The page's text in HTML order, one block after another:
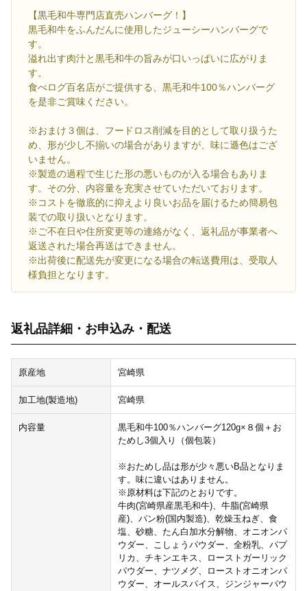
【黒毛和牛専門店直売ハンバーグ！】
黒毛和牛をふんだんに使用したジューシーハンバーグで
す。
溢れ出す肉汁と黒毛和牛の旨みが口いっぱいに広がりま
す。
食べログ百名店がご提供する、黒毛和牛100％ハンバーグ
を是非ご賞味ください。
※おまけ３個は、フードロス削減を目的として取り扱うた
め、形が少し不揃いの場合がありますが、味に遜色はござ
いません。
※製造の過程で生じた形の悪いものが入る場合もありま
す。その分、内容量を充実させていただいております。
※コストを徹底的に抑えより良いお品を届けるため簡易包
装での取り扱いとなります。
※ご不在日や住所変更等の連絡がなく、返礼品が事業者へ
返送された場合再送はできません。
※出荷後に配送先が変更になる場合の転送費用は、受取人
様負担となります。
返礼品詳細・お申込み・配送
原産地 宮崎県
加工地(製造地) 宮崎県
内容量
黒毛和牛100％ハンバーグ120g×８個＋お
ためし3個入り（個包装）
※おためし品は形が少々悪いB品となりま
す。味に違いはありません。
※原材料は下記のとおりです。
牛肉(宮崎県産黒毛和牛)、牛脂(宮崎県
産)、パン粉(国内製造)、乾燥玉ねぎ、食
塩、砂糖、たん白加水分解物、オニオンパ
ウダー、こしょうパウダー、全粉乳、パプ
リカ、チキンエキス、ローストガーリック
パウダー、ナツメグ、ローストオニオンパ
ウダー、オールスパイス、ジンジャーパウ